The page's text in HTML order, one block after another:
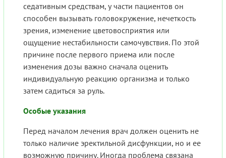
седативным средствам, у части пациентов он
способен вызывать головокружение, нечеткость
зрения, изменение цветовосприятия или
ощущение нестабильности самочувствия. По этой
причине после первого приема или после
изменения дозы важно сначала оценить
индивидуальную реакцию организма и только
затем садиться за руль.
Особые указания
Перед началом лечения врач должен оценить не
только наличие эректильной дисфункции, но и ее
возможную причину. Иногда проблема связана